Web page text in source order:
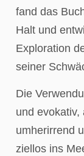
fand das
Halt und
Exploration
seiner
Die
und
umherirrend
ziellos ins